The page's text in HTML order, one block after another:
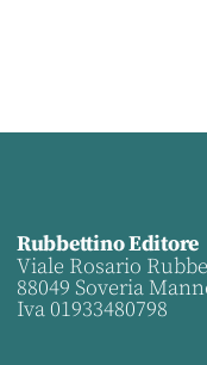
Rubbettino Editore
Viale Rosario
88049 Soveria
Iva 01933480798